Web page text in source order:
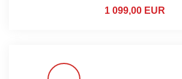
1 099,00 EUR